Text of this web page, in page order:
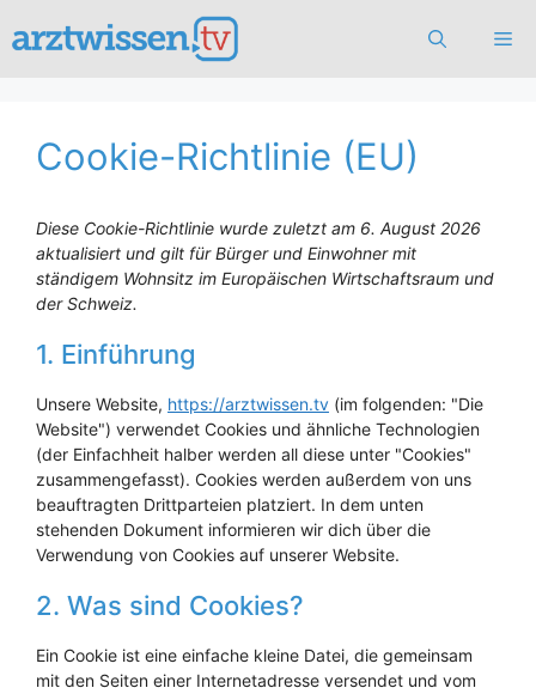
Inhalt
Cookie-Richtlinie (EU)
Diese Cookie-Richtlinie wurde zuletzt am 6. August 2026
aktualisiert und gilt für Bürger und Einwohner mit
ständigem Wohnsitz im Europäischen Wirtschaftsraum und
der Schweiz.
1. Einführung
Unsere Website, https://arztwissen.tv (im folgenden: "Die
Website") verwendet Cookies und ähnliche Technologien
(der Einfachheit halber werden all diese unter "Cookies"
zusammengefasst). Cookies werden außerdem von uns
beauftragten Drittparteien platziert. In dem unten
stehenden Dokument informieren wir dich über die
Verwendung von Cookies auf unserer Website.
2. Was sind Cookies?
Ein Cookie ist eine einfache kleine Datei, die gemeinsam
mit den Seiten einer Internetadresse versendet und vom